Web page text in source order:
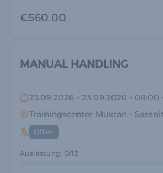
€560.00
MANUAL HANDLING
23.09.2026 - 23.09.2026 - 08:00
Trainingscenter Mukran -
Offen
Auslastung: 0/12